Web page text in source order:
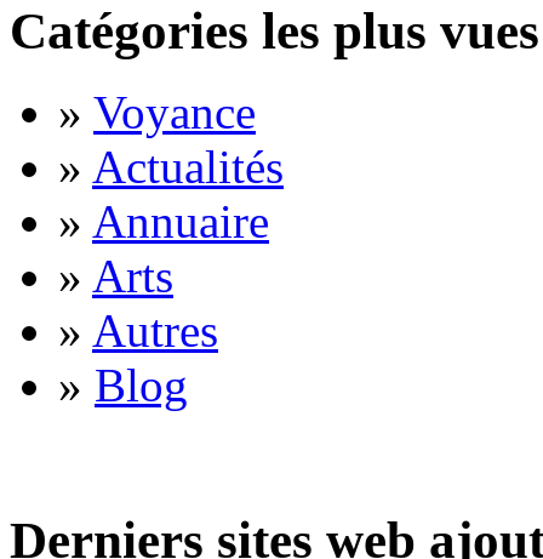
Catégories les plus vues
» Voyance
» Actualités
» Annuaire
» Arts
» Autres
» Blog
Derniers sites web